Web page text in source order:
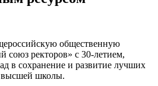
общественную
союз ректоров» с 30-летием,
в сохранение и развитие лучших
высшей школы.